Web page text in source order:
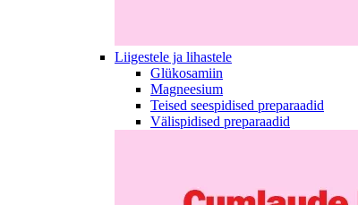
Liigestele ja lihastele
Glükosamiin
Magneesium
Teised seespidised preparaadid
Välispidised preparaadid